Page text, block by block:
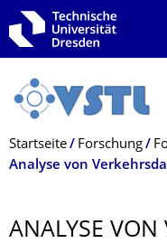
Zur Hauptnavigation
Zur Suche springen
Zum Inhalt springen
Breadcrumb-Menü
Startseite Forschung
Analyse von
ANALYSE VON